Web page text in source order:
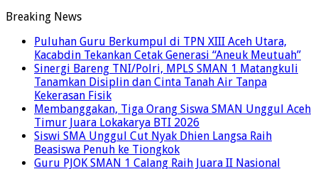
Breaking News
Puluhan Guru Berkumpul di TPN XIII Aceh Utara,
Kacabdin Tekankan Cetak Generasi “Aneuk Meutuah”
Sinergi Bareng TNI/Polri, MPLS SMAN 1 Matangkuli
Tanamkan Disiplin dan Cinta Tanah Air Tanpa
Kekerasan Fisik
Membanggakan, Tiga Orang Siswa SMAN Unggul Aceh
Timur Juara Lokakarya BTI 2026
Siswi SMA Unggul Cut Nyak Dhien Langsa Raih
Beasiswa Penuh ke Tiongkok
Guru PJOK SMAN 1 Calang Raih Juara II Nasional